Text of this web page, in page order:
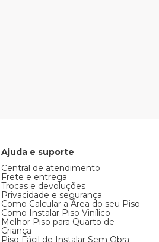
Ajuda e suporte
Central de atendimento
Frete e entrega
Trocas e devoluções
Privacidade e segurança
Como Calcular a Área do seu Piso
Como Instalar Piso Vinílico
Melhor Piso para Quarto de
Criança